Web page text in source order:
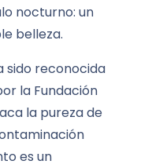
nocturno: un
belleza.
sido reconocida
la Fundación
la pureza de
es un